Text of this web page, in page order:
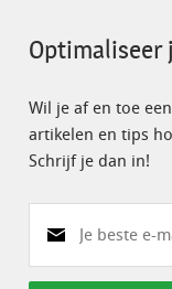
Optimaliseer
Wil je af en toe
artikelen en tips
Schrijf je dan in!